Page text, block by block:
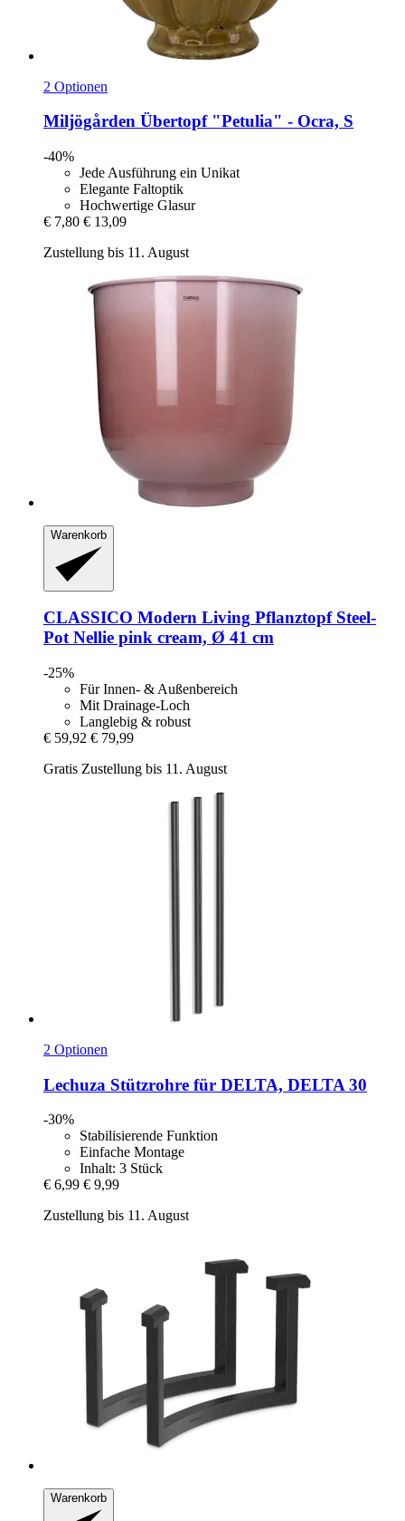
2 Optionen
Miljögården Übertopf "Petulia" -​ Ocra, S
-40%
Jede Ausführung ein Unikat
Elegante Faltoptik
Hochwertige Glasur
€ 7,80 € 13,09
Zustellung bis 11. August
Warenkorb
CLASSICO Modern Living Pflanztopf Steel-​
Pot Nellie pink cream, Ø 41 cm
-25%
Für Innen- & Außenbereich
Mit Drainage-Loch
Langlebig & robust
€ 59,92 € 79,99
Gratis Zustellung bis 11. August
2 Optionen
Lechuza Stützrohre für DELTA, DELTA 30
-30%
Stabilisierende Funktion
Einfache Montage
Inhalt: 3 Stück
€ 6,99 € 9,99
Zustellung bis 11. August
Warenkorb